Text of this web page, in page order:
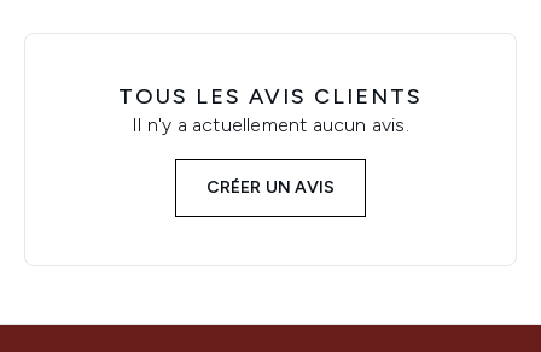
TOUS LES AVIS CLIENTS
Il n'y a actuellement aucun avis.
CRÉER UN AVIS